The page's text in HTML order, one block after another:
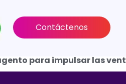
Contáctenos
para impulsar las